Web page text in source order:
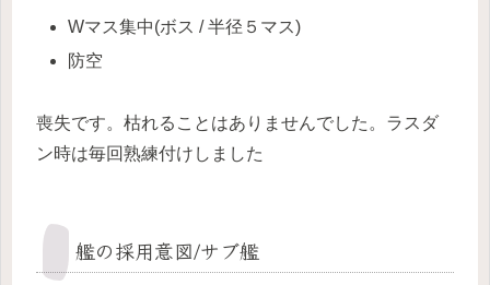
Wマス集中(ボス / 半径５マス)
防空
喪失です。枯れることはありませんでした。ラスダ
ン時は毎回熟練付けしました
艦の採用意図/サブ艦